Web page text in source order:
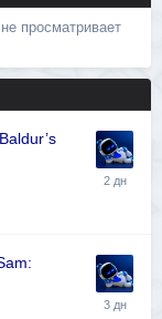
просматривает